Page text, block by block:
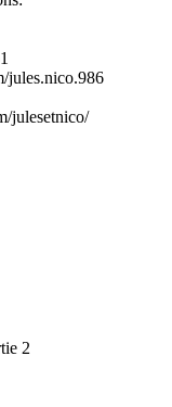
jules.nico.986
julesetnico/
2